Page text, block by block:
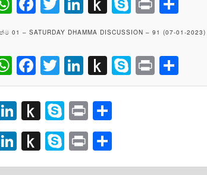
to
Kindle
01 – SATURDAY DHAMMA DISCUSSION – 91 (07-01-2023)
WhatsApp
Facebook
Twitter
LinkedIn
Push
to
Kindle
Skype
Print
LinkedIn
Push
to
Kindle
Skype
PrintShare
LinkedIn
Push
to
Skype
PrintShare